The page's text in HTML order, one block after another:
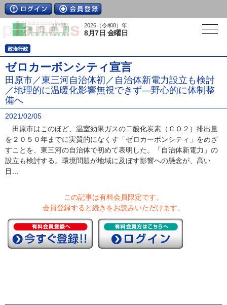
2026（令和8）年
8月7日 金曜日
ゼロカーボンシティ宣言
田原市／東三河自治体初／自治体新電力設立も検討
／地理的に温暖化影響無視できず―野心的に体制整
備へ
2021/02/05
田原市はこのほど、温室効果ガスの二酸化炭素（ＣＯ２）排出量
を２０５０年までに実質的になくす「ゼロカーボンシティ」をめざ
すことを、東三河の自治体で初めて表明した。「自治体新電力」の
設立も検討する。環境問題が地域に及ぼす影響への懸念が、高い
目...
この記事は有料会員限定です。
会員登録すると続きをお読みいただけます。